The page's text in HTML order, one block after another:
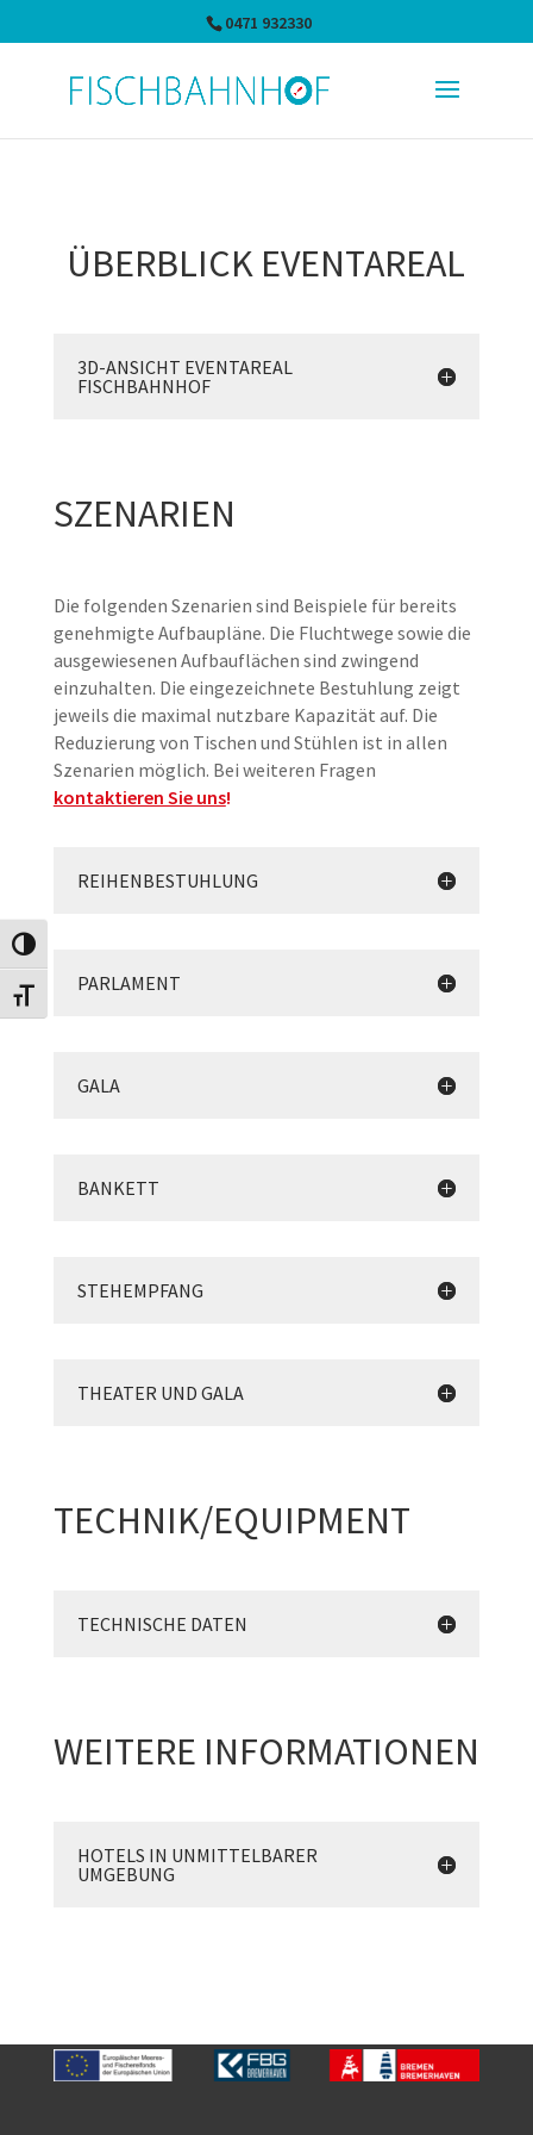
Umschalten auf hohe Kontraste
Schrift vergrößern
0471 932330
ÜBERBLICK EVENTAREAL
3D-ANSICHT EVENTAREAL
FISCHBAHNHOF
SZENARIEN
Die folgenden Szenarien sind Beispiele für bereits
genehmigte Aufbaupläne. Die Fluchtwege sowie die
ausgewiesenen Aufbauflächen sind zwingend
einzuhalten. Die eingezeichnete Bestuhlung zeigt
jeweils die maximal nutzbare Kapazität auf. Die
Reduzierung von Tischen und Stühlen ist in allen
Szenarien möglich. Bei weiteren Fragen
kontaktieren Sie uns!
REIHENBESTUHLUNG
PARLAMENT
GALA
BANKETT
STEHEMPFANG
THEATER UND GALA
TECHNIK/EQUIPMENT
TECHNISCHE DATEN
WEITERE INFORMATIONEN
HOTELS IN UNMITTELBARER
UMGEBUNG